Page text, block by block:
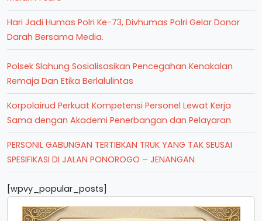
Hari Jadi Humas Polri Ke-73, Divhumas Polri Gelar Donor
Darah Bersama Media.
Polsek Slahung Sosialisasikan Pencegahan Kenakalan
Remaja Dan Etika Berlalulintas
Korpolairud Perkuat Kompetensi Personel Lewat Kerja
Sama dengan Akademi Penerbangan dan Pelayaran
PERSONIL GABUNGAN TERTIBKAN TRUK YANG TAK SEUSAI
SPESIFIKASI DI JALAN PONOROGO – JENANGAN
[wpvy_popular_posts]